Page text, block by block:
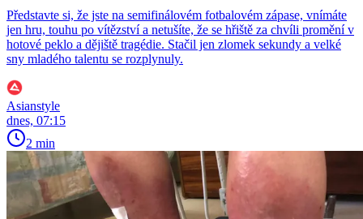
Představte si, že jste na semifinálovém fotbalovém zápase, vnímáte
jen hru, touhu po vítězství a netušíte, že se hřiště za chvíli promění v
hotové peklo a dějiště tragédie. Stačil jen zlomek sekundy a velké
sny mladého talentu se rozplynuly.
Asianstyle
dnes, 07:15
2 min